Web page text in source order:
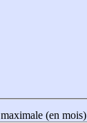
(en mois)